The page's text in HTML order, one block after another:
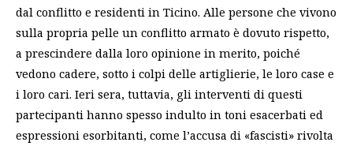
dal conflitto e residenti in Ticino. Alle persone che vivono
sulla propria pelle un conflitto armato è dovuto rispetto,
a prescindere dalla loro opinione in merito, poiché
vedono cadere, sotto i colpi delle artiglierie, le loro case e
i loro cari. Ieri sera, tuttavia, gli interventi di questi
partecipanti hanno spesso indulto in toni esacerbati ed
espressioni esorbitanti, come l’accusa di «fascisti» rivolta